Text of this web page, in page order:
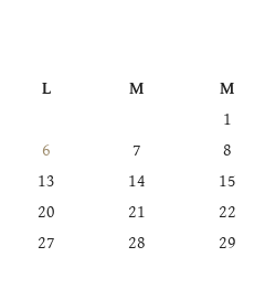
L
M M
1
6
7 8
13
14 15
20
21 22
27
28 29